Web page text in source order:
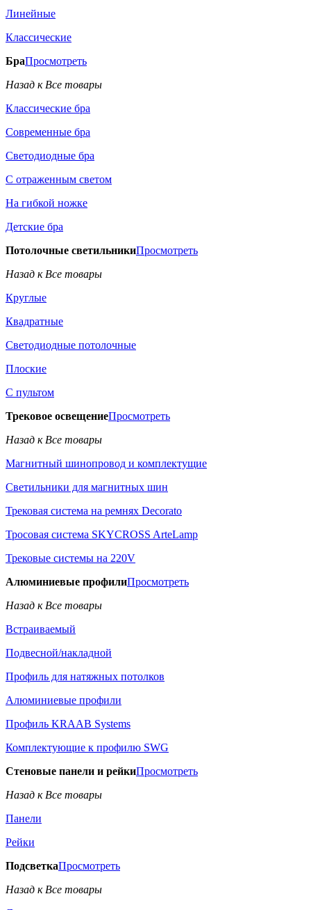
Линейные
Классические
БраПросмотреть
Назад к Все товары
Классические бра
Современные бра
Светодиодные бра
С отраженным светом
На гибкой ножке
Детские бра
Потолочные светильникиПросмотреть
Назад к Все товары
Круглые
Квадратные
Светодиодные потолочные
Плоские
С пультом
Трековое освещениеПросмотреть
Назад к Все товары
Магнитный шинопровод и комплектущие
Светильники для магнитных шин
Трековая система на ремнях Decorato
Тросовая система SKYCROSS ArteLamp
Трековые системы на 220V
Алюминиевые профилиПросмотреть
Назад к Все товары
Встраиваемый
Подвесной/накладной
Профиль для натяжных потолков
Алюминиевые профили
Профиль KRAAB Systems
Комплектующие к профилю SWG
Стеновые панели и рейкиПросмотреть
Назад к Все товары
Панели
Рейки
ПодсветкаПросмотреть
Назад к Все товары